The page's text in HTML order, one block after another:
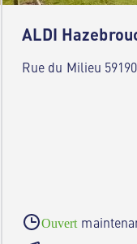
ALDI
Rue du Milieu
Ouvert